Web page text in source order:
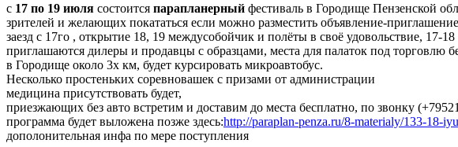
c 17 по 19 июля состоится парапланерный фестиваль в Городище Пензенской
зрителей и желающих покататься если можно разместить объявление-
заезд с 17го , открытие 18, 19 междусобойчик и полёты в своё удовольствие, 17-18
приглашаются дилеры и продавцы с образцами, места для палаток под торговлю
в Городище около 3х км, будет курсировать микроавтобус.
Несколько простеньких соревновашек с призами от администрации
медицина присутствовать будет,
приезжающих без авто встретим и доставим до места бесплатно, по звонку
программа будет выложена позже здесь:http://paraplan-penza.ru/8-materialy/133-18-
дополонительная инфа по мере поступления